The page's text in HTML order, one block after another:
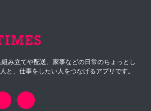
み立てや配送、家事などの日常のちょっとし
と、仕事をしたい人をつなげるアプリです。